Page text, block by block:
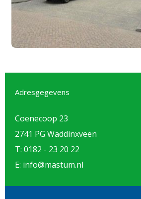
Adresgegevens
Coenecoop 23
2741 PG Waddinxveen
T: 0182 - 23 20 22
E: info@mastum.nl